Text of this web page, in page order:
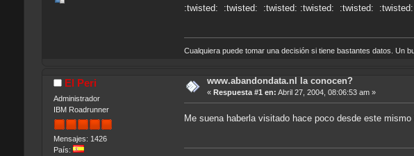
:twisted: :twisted: :twisted: :twisted: :twisted:
Cualquiera puede tomar una decisión si tiene bastantes datos. Un
El Peri
Administrador
IBM Roadrunner
Mensajes: 1426
País:
www.abandondata.nl la conocen?
« Respuesta #1 en: Abril 27, 2004, 08:06:53 am »
Me suena haberla visitado hace poco desde este